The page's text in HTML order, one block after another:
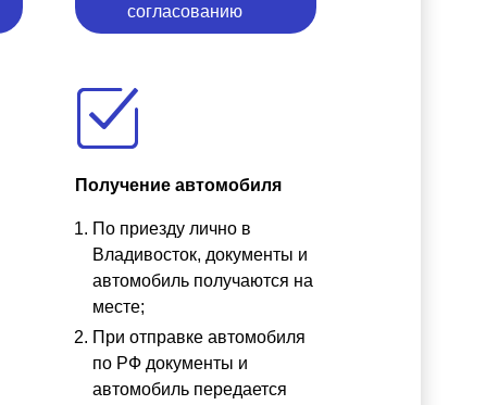
согласованию
Получение автомобиля
По приезду лично в
Владивосток, документы и
автомобиль получаются на
месте;
При отправке автомобиля
по РФ документы и
автомобиль передается